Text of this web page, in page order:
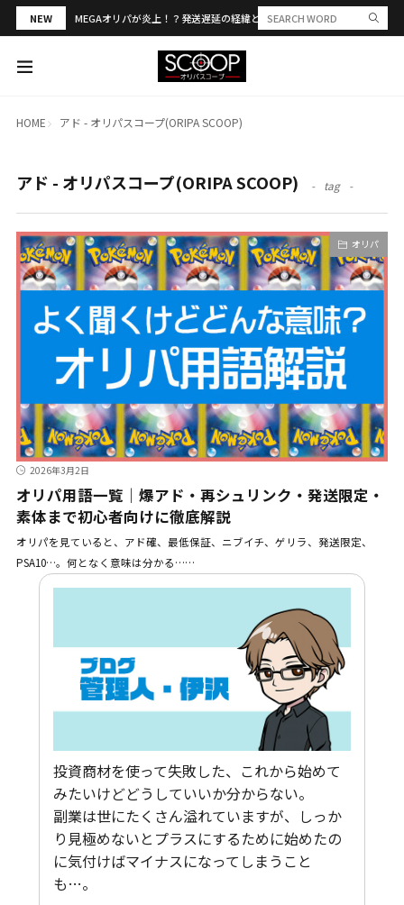
NEW MEGAオリパが炎上！？発送遅延の経緯と評判・当選報告を解説
HOME アド - オリパスコープ(ORIPA SCOOP)
アド - オリパスコープ(ORIPA SCOOP) tag
オリパ
2026年3月2日
オリパ用語一覧｜爆アド・再シュリンク・発送限定・
素体まで初心者向けに徹底解説
オリパを見ていると、アド確、最低保証、ニブイチ、ゲリラ、発送限定、
PSA10…。何となく意味は分かる……
投資商材を使って失敗した、これから始めて
みたいけどどうしていいか分からない。
副業は世にたくさん溢れていますが、しっか
り見極めないとプラスにするために始めたの
に気付けばマイナスになってしまうこと
も…。